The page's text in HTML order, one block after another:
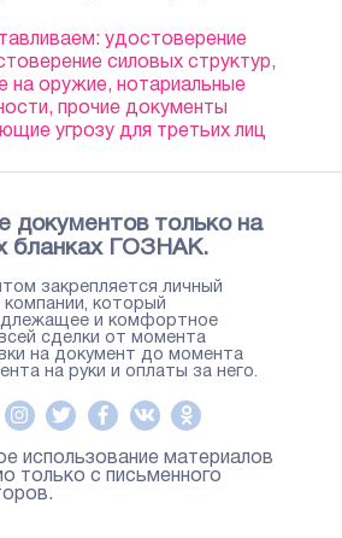
удостоверение
силовых структур,
на оружие, нотариальные
прочие документы
угрозу для третьих лиц
документов только на
бланках ГОЗНАК.
закрепляется личный
который
и комфортное
сделки от момента
на документ до момента
на руки и оплаты за него.
использование материалов
только с письменного